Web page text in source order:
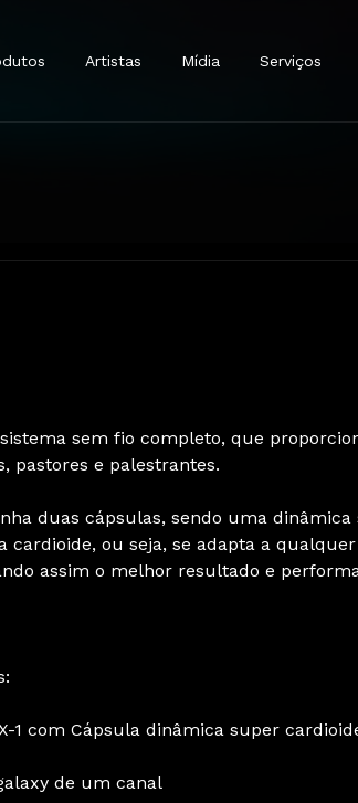
Artistas Mídia Serviços
sistema sem fio completo, que
pastores e palestrantes.
duas cápsulas, sendo uma
cardioide, ou seja, se adapta a qualquer
assim o melhor resultado e
1 com Cápsula dinâmica super
de um canal